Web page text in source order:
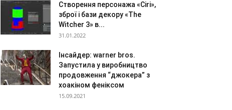
Створення персонажа «Ciri»,
зброї і бази декору «The
Witcher 3» в...
31.01.2022
Інсайдер: warner bros.
Запустила у виробництво
продовження “джокера” з
хоакіном феніксом
15.09.2021